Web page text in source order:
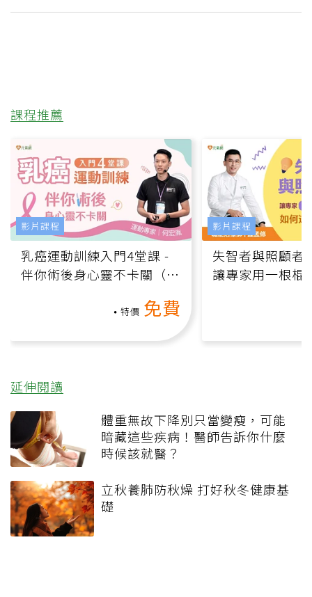
課程推薦
乳癌運動訓練入門4堂課 -
伴你術後身心靈不卡關（線
特價 免費
影片課程
失智者與照顧者
讓專家用一根棍
影片課程
延伸閱讀
體重無故下降別只當變瘦，可能
暗藏這些疾病！醫師告訴你什麼
時候該就醫？
立秋養肺防秋燥 打好秋冬健康基
礎